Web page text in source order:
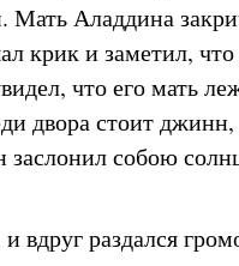
Мать Аладдина
крик и заметил,
что его мать
двора стоит
собою
вдруг раздался